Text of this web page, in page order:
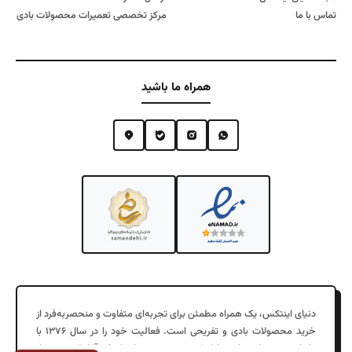
تماس با ما
مرکز تخصصی تعمیرات محصولات بادی
همراه ما باشید
دنیای اینتکس، یک همراه مطمئن برای تجربه‌ای متفاوت و منحصربه‌فرد از
خرید محصولات بادی و تفریحی است. فعالیت خود را در سال ۱۳۷۶ با